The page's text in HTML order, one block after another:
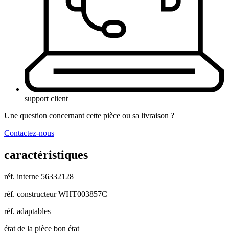
support client
Une question concernant cette pièce ou sa livraison ?
Contactez-nous
caractéristiques
réf. interne 56332128
réf. constructeur WHT003857C
réf. adaptables
état de la pièce bon état